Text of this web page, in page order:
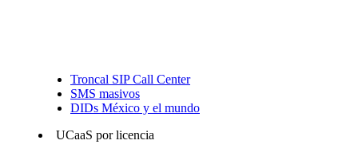
Troncal SIP Call Center
SMS masivos
DIDs México y el mundo
UCaaS por licencia